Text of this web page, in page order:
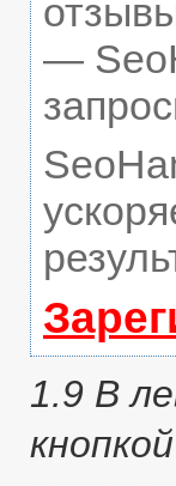
—
1.9 В